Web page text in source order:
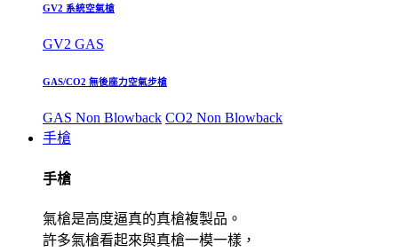
GV2 系統空氣槍
GV2 GAS
GAS/CO2 無後座力空氣步槍
GAS Non Blowback CO2 Non Blowback
手槍
手槍
氣槍是高度逼真的真槍複製品。
許多氣槍看起來與真槍一模一樣，